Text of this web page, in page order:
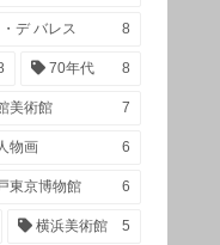
デ バレス 8
70年代 8
美術館 7
物画 6
東京博物館 6
横浜美術館 5